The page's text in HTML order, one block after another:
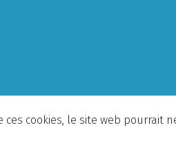
cookies, le site web pourrait